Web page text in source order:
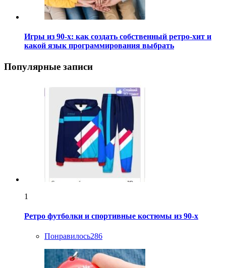
Игры из 90-х: как создать собственный ретро-хит и
какой язык программирования выбрать
Популярные записи
1
Ретро футболки и спортивные костюмы из 90-х
Понравилось286